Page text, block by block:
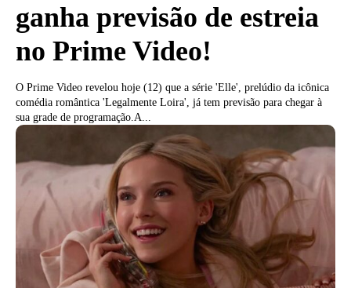
ganha previsão de estreia
no Prime Video!
O Prime Video revelou hoje (12) que a série 'Elle', prelúdio da icônica
comédia romântica 'Legalmente Loira', já tem previsão para chegar à
sua grade de programação.A...